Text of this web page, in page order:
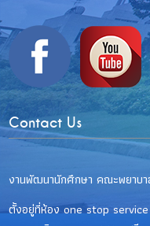
Contact Us
งานพัฒนานักศึกษา คณะพยาบ
ตั้งอยู่ที่ห้อง one stop